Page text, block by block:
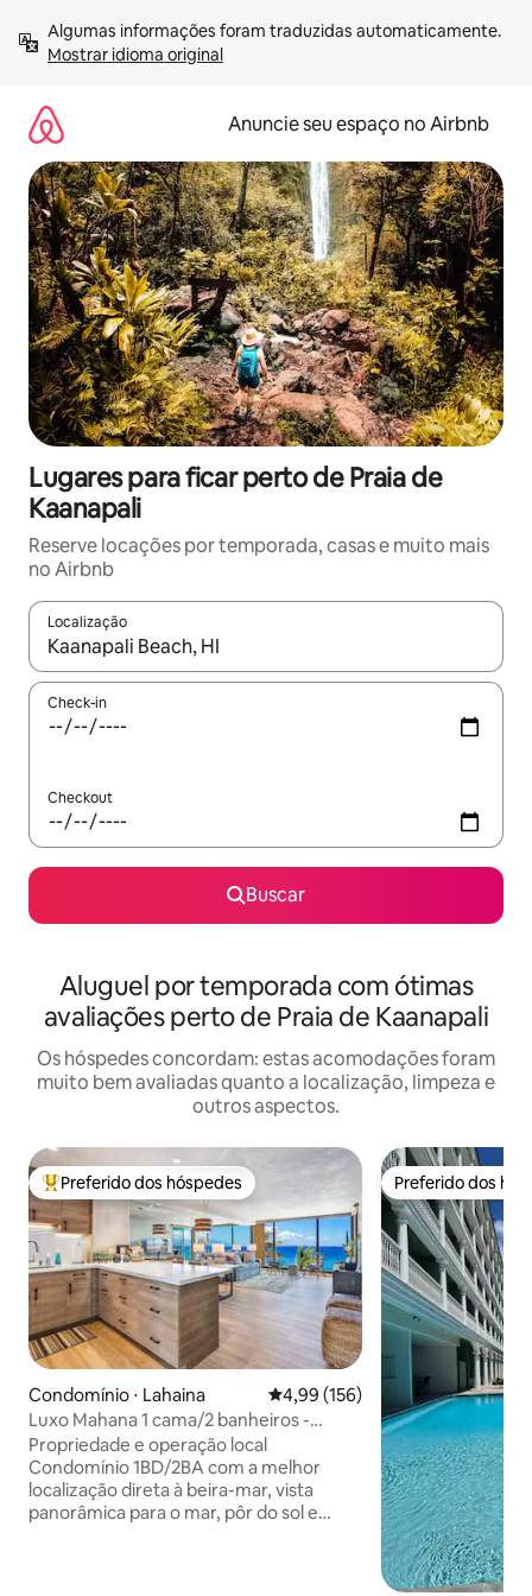
para
Mostrar idioma original
Anuncie seu espaço no Airbnb
Lugares para ficar perto de Praia de
Kaanapali
Reserve locações por temporada, casas e muito mais
no Airbnb
Localização
Quando os resultados estiverem disponíveis, explore-os
Check-in
Checkout
Buscar
Aluguel por temporada com ótimas
avaliações perto de Praia de Kaanapali
Os hóspedes concordam: estas acomodações foram
muito bem avaliadas quanto a localização, limpeza e
outros aspectos.
Entre os melhores preferidos dos hóspedes
Preferido dos hóspedes
Condomínio ⋅ Lahaina 4,99 de uma avaliação média de
4,99 (156)
Luxo Mahana 1 cama/2 banheiros -
Ótimas vistas - Estacionamento
gratuito/Wi-Fi
Propriedade e operação local
Condomínio 1BD/2BA com a melhor
localização direta à beira-mar, vista
panorâmica para o mar, pôr do sol e
Preferido dos
Preferido dos